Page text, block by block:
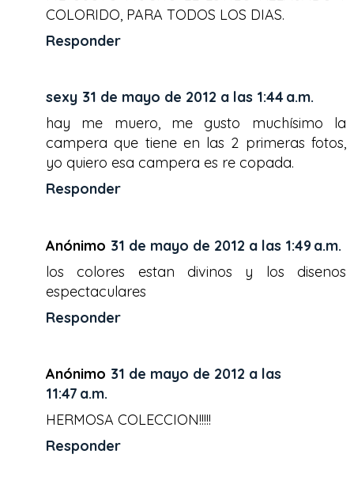
COLORIDO, PARA TODOS LOS DIAS.
Responder
sexy 31 de mayo de 2012 a las 1:44 a.m.
hay me muero, me gusto muchísimo la
campera que tiene en las 2 primeras fotos,
yo quiero esa campera es re copada.
Responder
Anónimo 31 de mayo de 2012 a las 1:49 a.m.
los colores estan divinos y los disenos
espectaculares
Responder
Anónimo 31 de mayo de 2012 a las
11:47 a.m.
HERMOSA COLECCION!!!!!
Responder